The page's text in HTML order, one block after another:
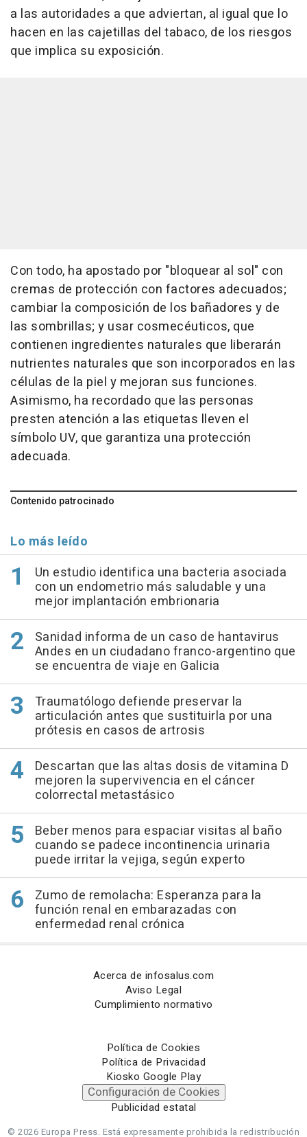
a las autoridades a que adviertan, al igual que lo
hacen en las cajetillas del tabaco, de los riesgos
que implica su exposición.
Con todo, ha apostado por "bloquear al sol" con
cremas de protección con factores adecuados;
cambiar la composición de los bañadores y de
las sombrillas; y usar cosmecéuticos, que
contienen ingredientes naturales que liberarán
nutrientes naturales que son incorporados en las
células de la piel y mejoran sus funciones.
Asimismo, ha recordado que las personas
presten atención a las etiquetas lleven el
símbolo UV, que garantiza una protección
adecuada.
Contenido patrocinado
Lo más leído
Un estudio identifica una bacteria asociada
con un endometrio más saludable y una
mejor implantación embrionaria
Sanidad informa de un caso de hantavirus
Andes en un ciudadano franco-argentino que
se encuentra de viaje en Galicia
Traumatólogo defiende preservar la
articulación antes que sustituirla por una
prótesis en casos de artrosis
Descartan que las altas dosis de vitamina D
mejoren la supervivencia en el cáncer
colorrectal metastásico
Beber menos para espaciar visitas al baño
cuando se padece incontinencia urinaria
puede irritar la vejiga, según experto
Zumo de remolacha: Esperanza para la
función renal en embarazadas con
enfermedad renal crónica
Acerca de infosalus.com
Aviso Legal
Cumplimiento normativo
Política de Cookies
Política de Privacidad
Kiosko Google Play
Configuración de Cookies
Publicidad estatal
© 2026 Europa Press. Está expresamente prohibida la redistribución